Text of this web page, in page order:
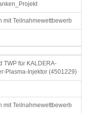
mit Teilnahmewettbewerb
TWP für KALDERA-
Plasma-Injektor (4501229)
mit Teilnahmewettbewerb